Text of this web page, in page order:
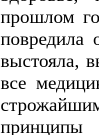
прошлом
повредила
выстояла,
все